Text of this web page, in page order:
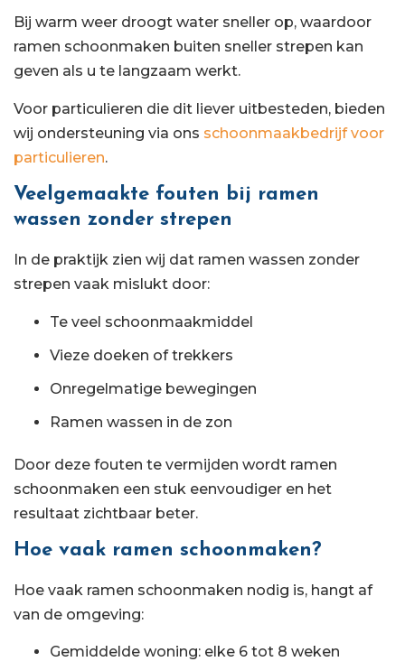
Bij warm weer droogt water sneller op, waardoor
ramen schoonmaken buiten sneller strepen kan
geven als u te langzaam werkt.
Voor particulieren die dit liever uitbesteden, bieden
wij ondersteuning via ons schoonmaakbedrijf voor
particulieren.
Veelgemaakte fouten bij ramen
wassen zonder strepen
In de praktijk zien wij dat ramen wassen zonder
strepen vaak mislukt door:
Te veel schoonmaakmiddel
Vieze doeken of trekkers
Onregelmatige bewegingen
Ramen wassen in de zon
Door deze fouten te vermijden wordt ramen
schoonmaken een stuk eenvoudiger en het
resultaat zichtbaar beter.
Hoe vaak ramen schoonmaken?
Hoe vaak ramen schoonmaken nodig is, hangt af
van de omgeving:
Gemiddelde woning: elke 6 tot 8 weken